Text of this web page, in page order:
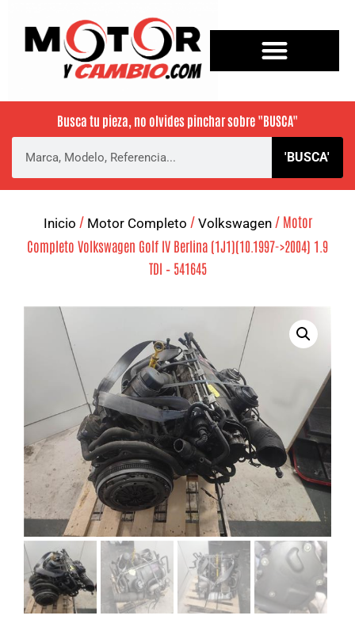
Busca tu pieza, no olvides pinchar sobre "BUSCA"
'BUSCA'
Inicio / Motor Completo / Volkswagen/ Motor
Completo Volkswagen Golf IV Berlina (1J1)(10.1997->2004) 1.9
TDI – 541645